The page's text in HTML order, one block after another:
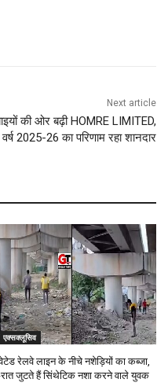
Next article
की ओर बढ़ी HOMRE LIMITED,
वर्ष 2025-26 का परिणाम रहा शानदार
एक्सक्लूसिव
रेलवे लाइन के नीचे नशेड़ियों का कब्जा,
रात जुटते हैं सिंथेटिक नशा करने वाले युवक